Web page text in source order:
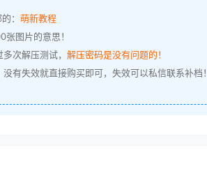
： 萌新教程
图片的意思！
次解压测试， 解压密码是没有问题的！
有失效就直接购买即可，失效可以私信联系补档！